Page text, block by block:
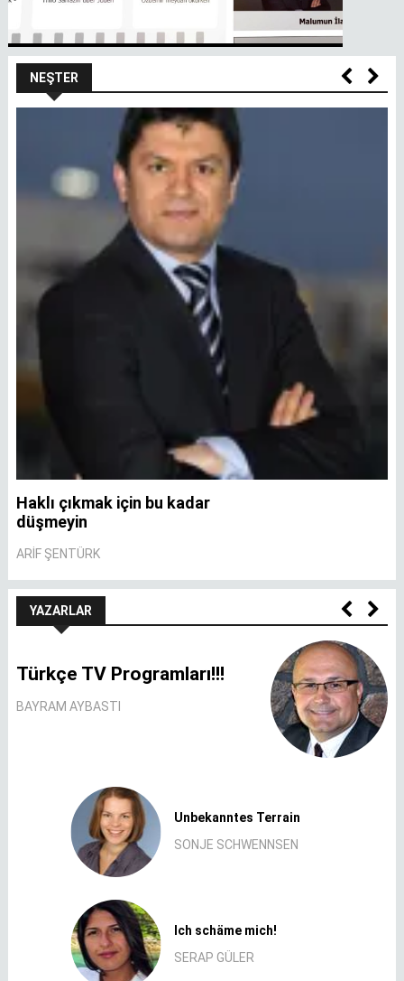
NEŞTER
Haklı çıkmak için bu kadar
düşmeyin
ARIF ŞENTÜRK
YAZARLAR
Türkçe TV Programları!!!
BAYRAM AYBASTI
Unbekanntes Terrain
SONJE SCHWENNSEN
Ich schäme mich!
SERAP GÜLER